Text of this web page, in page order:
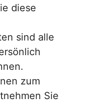
diese
sind alle
zum
Sie